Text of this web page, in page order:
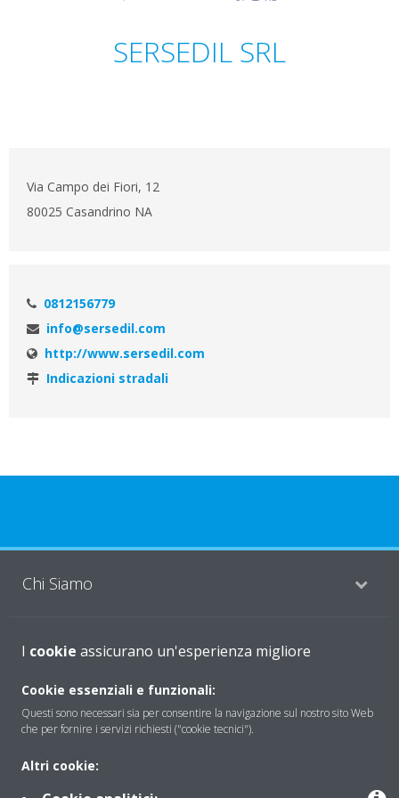
SERSEDIL SRL
Via Campo dei Fiori, 12
80025 Casandrino NA
0812156779
info@sersedil.com
http://www.sersedil.com
Indicazioni stradali
Chi Siamo
Soluzioni
Contattaci
Periodo di supporto definito
I cookie assicurano un'esperienza migliore
Cookie essenziali e funzionali:
Questi sono necessari sia per consentire la navigazione sul nostro sito Web
che per fornire i servizi richiesti ("cookie tecnici").
Altri cookie: